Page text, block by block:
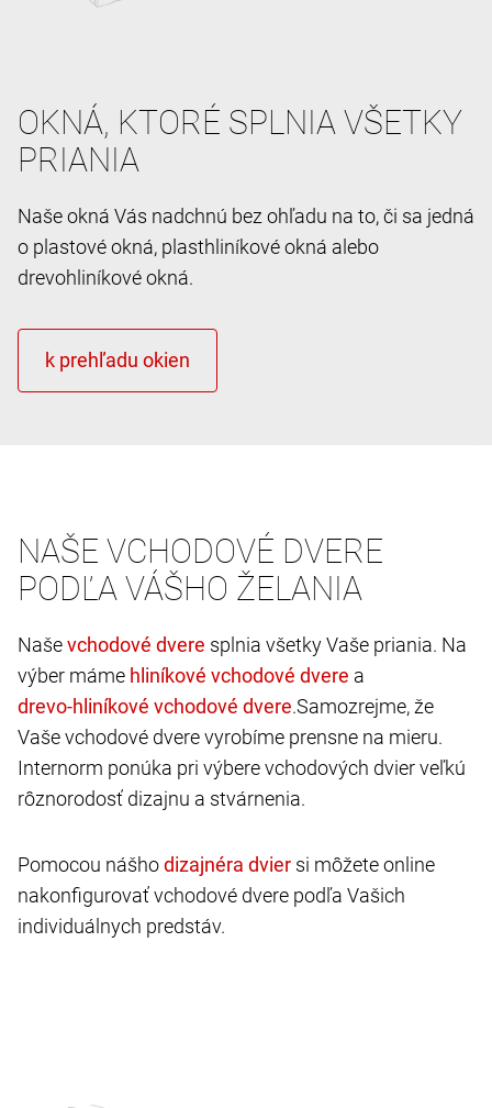
OKNÁ, KTORÉ SPLNIA VŠETKY
PRIANIA
Naše okná Vás nadchnú bez ohľadu na to, či sa jedná
o plastové okná, plasthliníkové okná alebo
drevohliníkové okná.
NAŠE VCHODOVÉ DVERE
PODĽA VÁŠHO ŽELANIA
Naše
splnia všetky Vaše priania. Na
výber máme
a
.Samozrejme, že
Vaše vchodové dvere vyrobíme prensne na mieru.
Internorm ponúka pri výbere vchodových dvier veľkú
rôznorodosť dizajnu a stvárnenia.
Pomocou nášho
si môžete online
nakonfigurovať vchodové dvere podľa Vašich
individuálnych predstáv.